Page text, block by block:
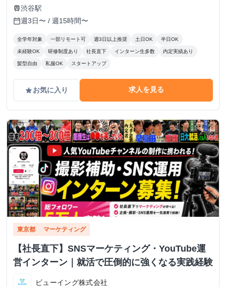
train渋谷駅
calendar_today週3日〜 / 週15時間〜
全学年対象 一部リモート可 週3日以上推奨 土日OK 半日OK
未経験OK 研修制度あり 社長直下 インターン生多数 内定実績あり
髪型自由 私服OK スタートアップ
gradeお気に入り 求人を見る
東京都 マーケティング
【社長直下】SNSマーケティング・YouTube運
営インターン｜就活で圧倒的に強くなる実践経験
ビューイング株式会社